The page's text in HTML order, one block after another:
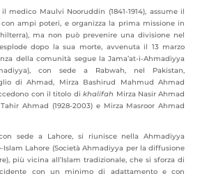
medico Maulvi Nooruddin (1841-1914), assume il
con ampi poteri, e organizza la prima missione in
ma non può prevenire una divisione nel
dopo la sua morte, avvenuta il 13 marzo
della comunità segue la Jama’at-i-Ahmadiyya
con sede a Rabwah, nel Pakistan,
di Ahmad, Mirza Bashirud Mahmud Ahmad
con il titolo dikhalifah Mirza Nasir Ahmad
Tahir Ahmad (1928-2003) e Mirza Masroor Ahmad
sede a Lahore, si riunisce nella Ahmadiyya
Islam Lahore (Società Ahmadiyya per la diffusione
più vicina all’Islam tradizionale, che si sforza di
con un minimo di adattamento e con